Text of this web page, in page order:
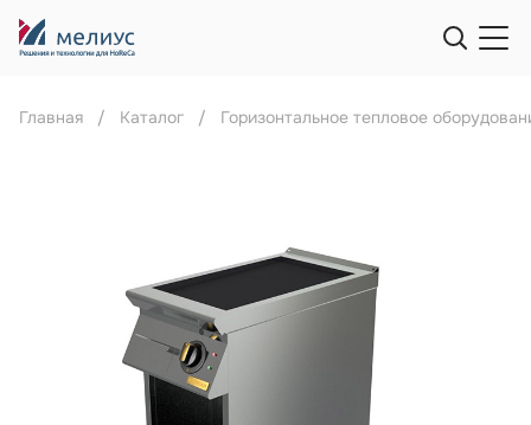
Главная Каталог Горизонтальное тепловое